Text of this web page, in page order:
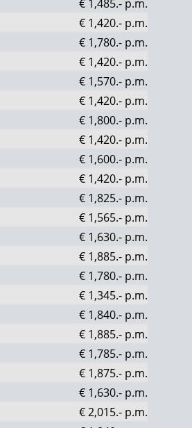
€ 1,485.- p.m.
€ 1,420.- p.m.
€ 1,780.- p.m.
€ 1,420.- p.m.
€ 1,570.- p.m.
€ 1,420.- p.m.
€ 1,800.- p.m.
€ 1,420.- p.m.
€ 1,600.- p.m.
€ 1,420.- p.m.
€ 1,825.- p.m.
€ 1,565.- p.m.
€ 1,630.- p.m.
€ 1,885.- p.m.
€ 1,780.- p.m.
€ 1,345.- p.m.
€ 1,840.- p.m.
€ 1,885.- p.m.
€ 1,785.- p.m.
€ 1,875.- p.m.
€ 1,630.- p.m.
€ 2,015.- p.m.